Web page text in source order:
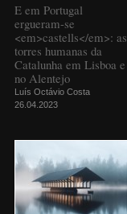
E em Portugal
ergueram-se
<em>castells</em>: as
torres humanas da
Catalunha em Lisboa e
no Alentejo
Luís Octávio Costa
26.04.2023